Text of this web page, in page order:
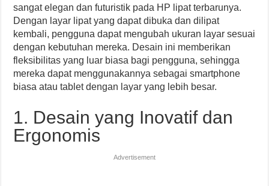
sangat elegan dan futuristik pada HP lipat terbarunya.
Dengan layar lipat yang dapat dibuka dan dilipat
kembali, pengguna dapat mengubah ukuran layar sesuai
dengan kebutuhan mereka. Desain ini memberikan
fleksibilitas yang luar biasa bagi pengguna, sehingga
mereka dapat menggunakannya sebagai smartphone
biasa atau tablet dengan layar yang lebih besar.
1. Desain yang Inovatif dan
Ergonomis
Advertisement